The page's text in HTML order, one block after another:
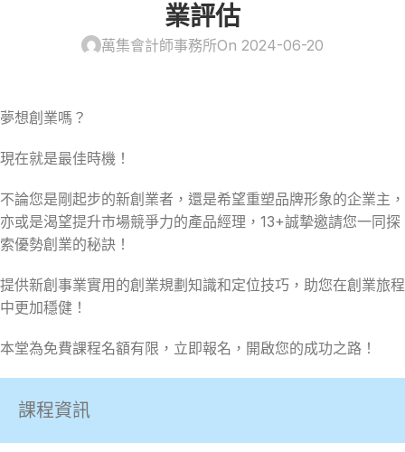
業評估
萬集會計師事務所On 2024-06-20
夢想創業嗎？
現在就是最佳時機！
不論您是剛起步的新創業者，還是希望重塑品牌形象的企業主，
亦或是渴望提升市場競爭力的產品經理，13+誠摯邀請您一同探
索優勢創業的秘訣！
提供新創事業實用的創業規劃知識和定位技巧，助您在創業旅程
中更加穩健！
本堂為免費課程名額有限，立即報名，開啟您的成功之路！
課程資訊